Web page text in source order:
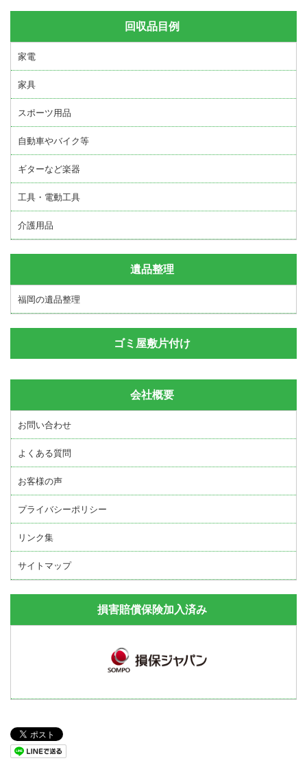
回収品目例
家電
家具
スポーツ用品
自動車やバイク等
ギターなど楽器
工具・電動工具
介護用品
遺品整理
福岡の遺品整理
ゴミ屋敷片付け
会社概要
お問い合わせ
よくある質問
お客様の声
プライバシーポリシー
リンク集
サイトマップ
損害賠償保険加入済み